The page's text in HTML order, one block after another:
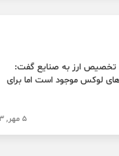
تخصیص ارز به صنایع گفت:
لوکس موجود است اما برای
5 مهر, 1403